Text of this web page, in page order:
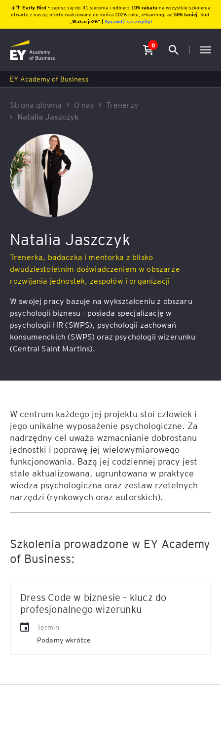
☀️🌴 Early Bird – zapisz się do 31 sierpnia i odbierz10% rabatu na wszystkie szkolenia
otwarte z naszej oferty realizowane do końca 2026 roku, e-learningi aż 50% taniej. Kod:
Wakacje26″ | Sprawdź szczegóły!
0
EY Academy of Business
Strona główna O nas
Trenerzy
Natalia Jaszczyk
Natalia Jaszczyk
Trenerka, badaczka i mentorka z blisko
dwudziestoletnim doświadczeniem w obszarze
rozwijania jednostek, zespołów i organizacji
W swojej pracy bazuje na wykształceniu z obszaru
psychologii biznesu - posiada specjalizację w
psychologii HR (SWPS), psychologii zachowań
konsumenckich (SWPS) oraz psychologii wizerunku
(Central Saint Martins).
W centrum każdego jej projektu stoi człowiek i
jego unikalne wyposażenie psychologiczne. Za
nadrzędny cel uważa wzmacnianie dobrostanu
jednostki i poprawę jej wielowymiarowego
funkcjonowania. Bazą jej codziennej pracy jest
stale aktualizowana, ugruntowana w praktyce
wiedza psychologiczna oraz zestaw rzetelnych
narzędzi (rynkowych oraz autorskich).
Szkolenia prowadzone w EY Academy
of Business:
Dress Code w biznesie – klucz do
profesjonalnego wizerunku
Termin
Podamy wkrótce